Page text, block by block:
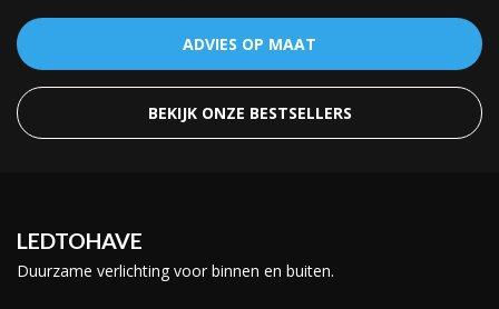
ADVIES OP MAAT
BEKIJK ONZE BESTSELLERS
LEDTOHAVE
Duurzame verlichting voor binnen en buiten.